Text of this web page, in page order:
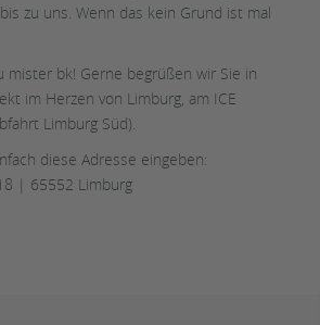
zu uns. Wenn das kein Grund ist mal
mister bk! Gerne begrüßen wir Sie in
im Herzen von Limburg, am ICE
Limburg Süd).
diese Adresse eingeben:
| 65552 Limburg